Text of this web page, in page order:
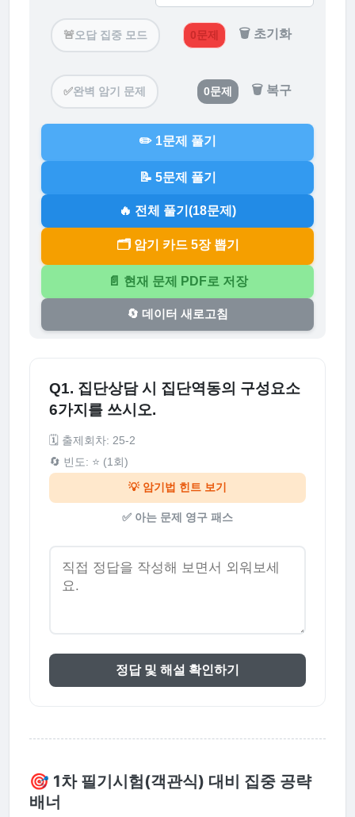
🚨오답 집중 모드 0문제 🗑️ 초기화
✅완벽 암기 문제 0문제 🗑️ 복구
✏️ 1문제 풀기
📝 5문제 풀기
🔥 전체 풀기(18문제)
🗂️ 암기 카드 5장 뽑기
📄 현재 문제 PDF로 저장
🔄 데이터 새로고침
Q1. 집단상담 시 집단역동의 구성요소
6가지를 쓰시오.
🗓️ 출제회차: 25-2
🔄 빈도: ⭐ (1회)
💡 암기법 힌트 보기
✅ 아는 문제 영구 패스
정답 및 해설 확인하기
🎯 1차 필기시험(객관식) 대비 집중 공략
배너